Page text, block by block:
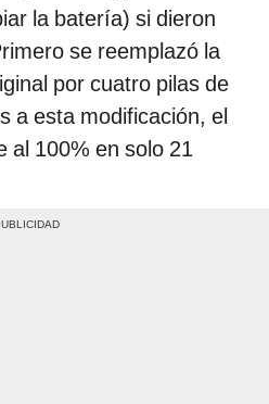
la batería) si dieron
se reemplazó la
por cuatro pilas de
a esta modificación, el
al 100% en solo 21